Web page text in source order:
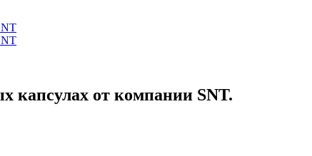
капсулах от компании SNT.